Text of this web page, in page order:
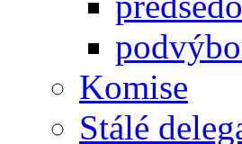
Komise
Stálé